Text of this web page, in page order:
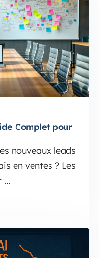
Complet pour
nouveaux leads
en ventes ? Les
...